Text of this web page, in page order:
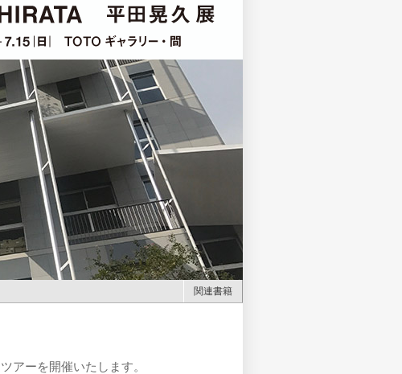
関連書籍
アーを開催いたします。